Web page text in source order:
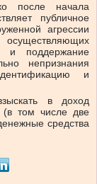
после начала
публичное
агрессии
и поддержание
непризнания
и
в доход
(в том числе две
средства